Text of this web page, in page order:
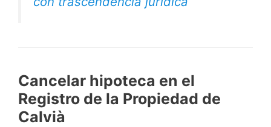
Cancelar hipoteca en el
Registro de la Propiedad de
Calvià